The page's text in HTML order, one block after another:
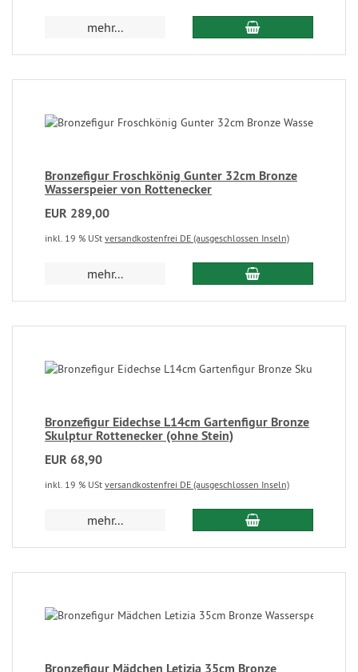
mehr...
Bronzefigur Froschkönig Gunter 32cm Bronze
Wasserspeier von Rottenecker
EUR 289,00
inkl. 19 % USt versandkostenfrei DE (ausgeschlossen Inseln)
mehr...
Bronzefigur Eidechse L14cm Gartenfigur Bronze
Skulptur Rottenecker (ohne Stein)
EUR 68,90
inkl. 19 % USt versandkostenfrei DE (ausgeschlossen Inseln)
mehr...
Bronzefigur Mädchen Letizia 35cm Bronze